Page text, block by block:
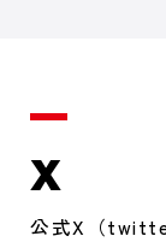
X
公式X（